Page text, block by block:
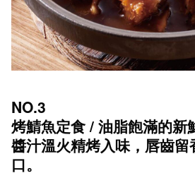
NO.3
烤鯖魚定食 / 油脂飽滿的新
醬汁溫火精烤入味，唇齒
口。